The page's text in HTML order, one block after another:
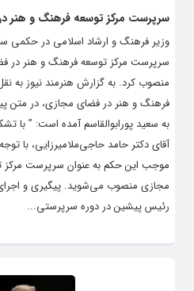
سرپرست مرکز توسعه فرهنگ و
وزیر فرهنگ و ارشاد اسلامی در حکمی
سرپرست مرکز توسعه فرهنگ و هنر در
منصوب کرد. به گزارش هنرمند نیوز به
فرهنگ و هنر در فضای مجازی، در متن
به سعید پورابوالقاسم آمده است: ” با
آقای دکتر حامد حاجی‌ملامیرزایی، با
موجب این حکم به عنوان سرپرست
مجازی منصوب می‌شوید. پیگیری و
رئیس پیشین در دوره سرپرستی...